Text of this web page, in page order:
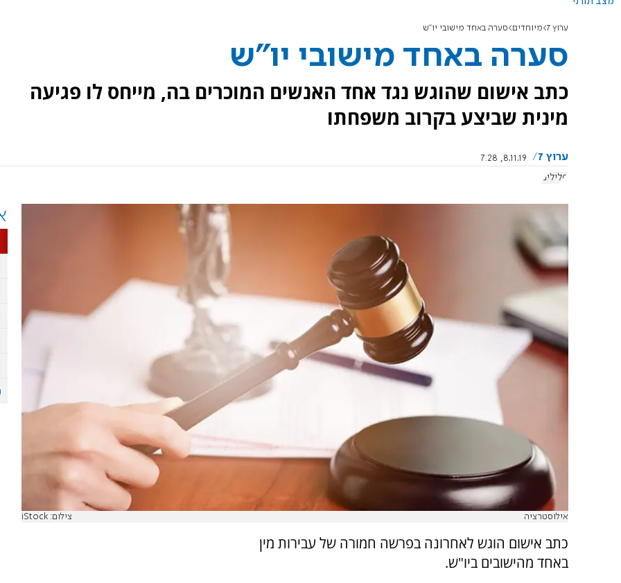
ערוץ 7 מיוחדים סערה באחד מישובי יו"ש
סערה באחד מישובי יו"ש
כתב אישום שהוגש נגד אחד האנשים המוכרים בה, מייחס לו פגיעה
מינית שביצע בקרוב משפחתו
ערוץ 7
8.11.19, 7:28
פלילים
אילוסטרציה צילום: iStock
כתב אישום הוגש לאחרונה בפרשה חמורה של עבירות מין
באחד מהישובים ביו"ש.